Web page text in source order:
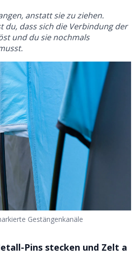
anstatt sie zu ziehen.
du, dass sich die Verbindung der
und du sie nochmals
Gestängenkanäle
Pins stecken und Zelt a